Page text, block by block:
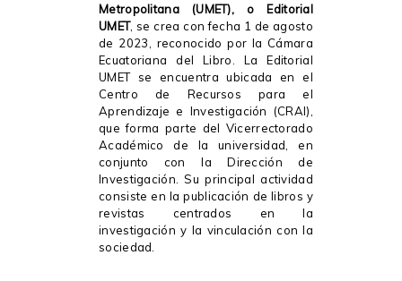
Metropolitana (UMET),o Editorial
UMET, se crea con fecha 1 de agosto
de 2023, reconocido por la Cámara
Ecuatoriana del Libro. La Editorial
UMET se encuentra ubicada en el
Centro de Recursos para el
Aprendizaje e Investigación (CRAI),
que forma parte del Vicerrectorado
Académico de la universidad, en
conjunto con la Dirección de
Investigación. Su principal actividad
consiste en la publicación de libros y
revistas centrados en la
investigación y la vinculación con la
sociedad.